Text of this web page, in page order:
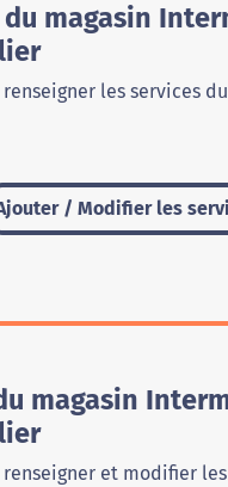
magasin
renseigner les services
/ Modifier les
magasin
renseigner et modifier